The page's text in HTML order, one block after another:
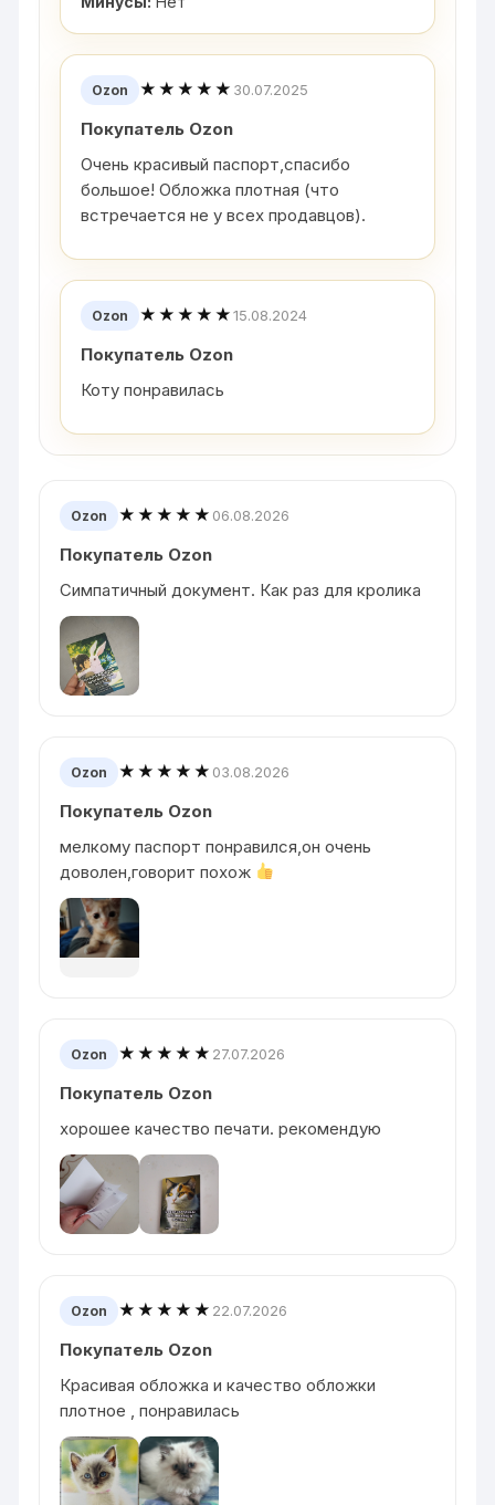
Ozon ★★★★★ 30.07.2025
Покупатель Ozon
Очень красивый паспорт,спасибо
большое! Обложка плотная (что
встречается не у всех продавцов).
Ozon ★★★★★15.08.2024
Покупатель Ozon
Коту понравилась
Ozon ★★★★★ 06.08.2026
Покупатель Ozon
Симпатичный документ. Как раз для кролика
Ozon ★★★★★ 03.08.2026
Покупатель Ozon
мелкому паспорт понравился,он очень
доволен,говорит похож
Ozon ★★★★★ 27.07.2026
Покупатель Ozon
хорошее качество печати. рекомендую
Ozon ★★★★★ 22.07.2026
Покупатель Ozon
Красивая обложка и качество обложки
плотное , понравилась